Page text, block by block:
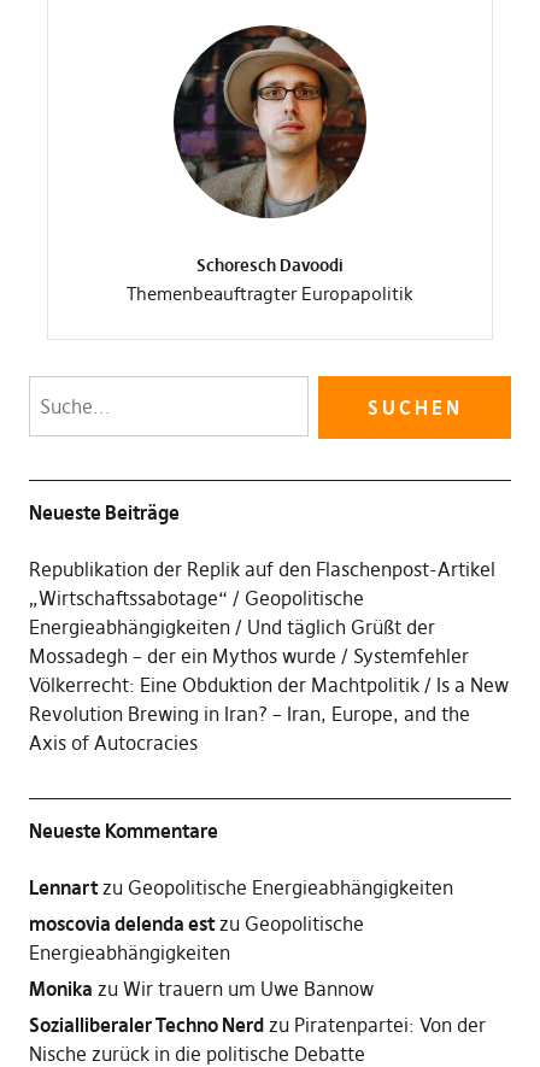
Schoresch Davoodi
Themenbeauftragter Europapolitik
Neueste Beiträge
Republikation der Replik auf den Flaschenpost-Artikel
„Wirtschaftssabotage“
Geopolitische
Energieabhängigkeiten
Und täglich Grüßt der
Mossadegh – der ein Mythos wurde
Systemfehler
Völkerrecht: Eine Obduktion der Machtpolitik
Is a New
Revolution Brewing in Iran? – Iran, Europe, and the
Axis of Autocracies
Neueste Kommentare
Lennartzu Geopolitische Energieabhängigkeiten
moscovia delenda estzu Geopolitische
Energieabhängigkeiten
Monika zu Wir trauern um Uwe Bannow
Sozialliberaler Techno Nerdzu Piratenpartei: Von der
Nische zurück in die politische Debatte